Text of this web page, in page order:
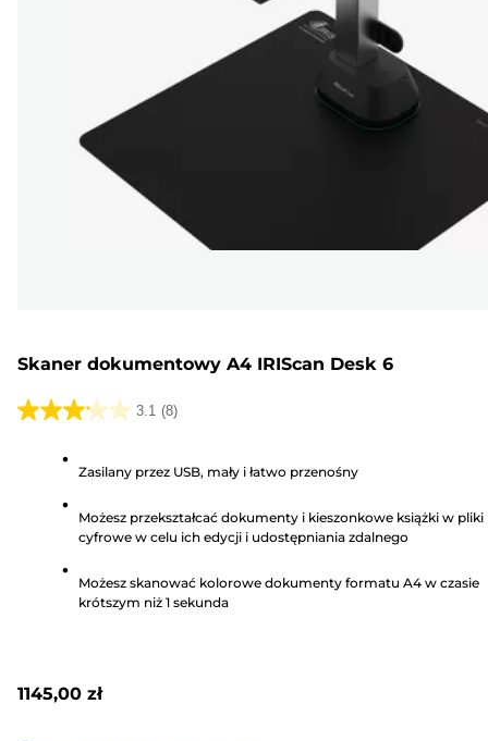
Skaner dokumentowy A4 IRIScan Desk 6
3.1 (8)
3.1
gwiazdek.
Zasilany przez USB, mały i łatwo przenośny
Możesz przekształcać dokumenty i kieszonkowe książki w pliki
cyfrowe w celu ich edycji i udostępniania zdalnego
Możesz skanować kolorowe dokumenty formatu A4 w czasie
krótszym niż 1 sekunda
1145,00 zł